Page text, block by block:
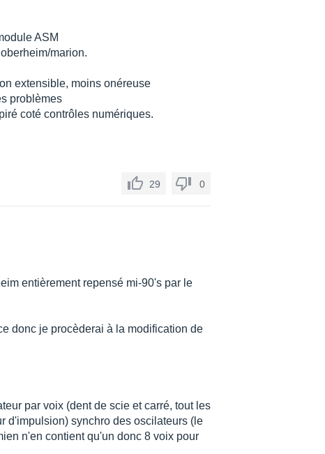
ASM
marion.
extensible, moins onéreuse
problèmes
coté contrôles numériques.
29 0
entièrement repensé mi-90's par le
donc je procèderai à la modification de
par voix (dent de scie et carré, tout les
d'impulsion) synchro des oscilateurs (le
n'en contient qu'un donc 8 voix pour